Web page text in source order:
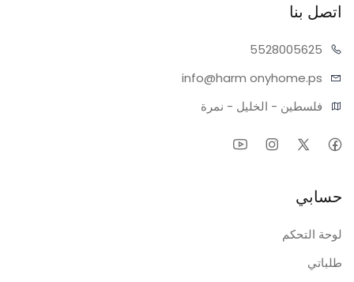
اتصل بنا
05625
55280
info@harm onyhome.ps
فلسطين - الخليل - نمرة
حسابي
لوحة التحكم
طلباتي